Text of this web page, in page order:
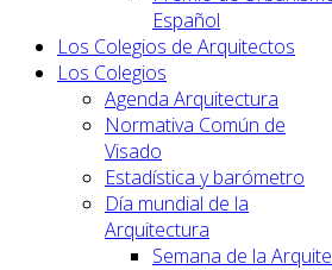
Español
Los Colegios de Arquitectos
Los Colegios
Agenda Arquitectura
Normativa Común de
Visado
Estadística y barómetro
Día mundial de la
Arquitectura
Semana de la